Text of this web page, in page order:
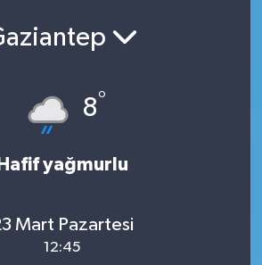
8°
Hafif yağmurlu
Mart Pazartesi
12:45